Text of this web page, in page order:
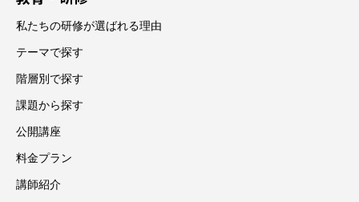
私たちの研修が選ばれる理由
テーマで探す
階層別で探す
課題から探す
公開講座
料金プラン
講師紹介